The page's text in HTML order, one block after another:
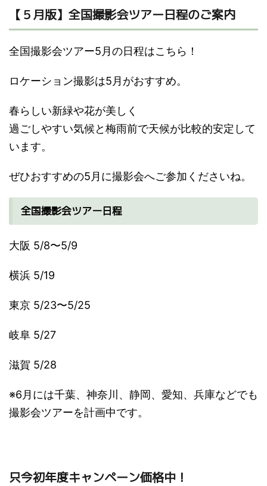
【５月版】全国撮影会ツアー日程のご案内
全国撮影会ツアー5月の日程はこちら！
ロケーション撮影は5月がおすすめ。
春らしい新緑や花が美しく
過ごしやすい気候と梅雨前で天候が比較的安定して
います。
ぜひおすすめの5月に撮影会へご参加くださいね。
全国撮影会ツアー日程
大阪 5/8〜5/9
横浜 5/19
東京 5/23〜5/25
岐阜 5/27
滋賀 5/28
※6月には千葉、神奈川、静岡、愛知、兵庫などでも
撮影会ツアーを計画中です。
只今初年度キャンペーン価格中！